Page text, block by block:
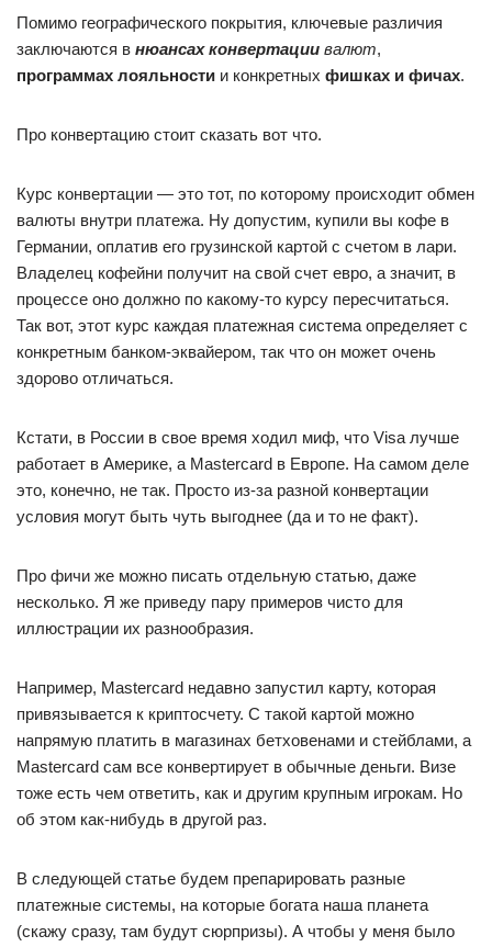
Помимо географического покрытия, ключевые различия
заключаются в нюансах конвертации валют,
программах лояльности и конкретных фишках и фичах.
Про конвертацию стоит сказать вот что.
Курс конвертации — это тот, по которому происходит обмен
валюты внутри платежа. Ну допустим, купили вы кофе в
Германии, оплатив его грузинской картой с счетом в лари.
Владелец кофейни получит на свой счет евро, а значит, в
процессе оно должно по какому-то курсу пересчитаться.
Так вот, этот курс каждая платежная система определяет с
конкретным банком-эквайером, так что он может очень
здорово отличаться.
Кстати, в России в свое время ходил миф, что Visa лучше
работает в Америке, а Mastercard в Европе. На самом деле
это, конечно, не так. Просто из-за разной конвертации
условия могут быть чуть выгоднее (да и то не факт).
Про фичи же можно писать отдельную статью, даже
несколько. Я же приведу пару примеров чисто для
иллюстрации их разнообразия.
Например, Mastercard недавно запустил карту, которая
привязывается к криптосчету. С такой картой можно
напрямую платить в магазинах бетховенами и стейблами, а
Mastercard сам все конвертирует в обычные деньги. Визе
тоже есть чем ответить, как и другим крупным игрокам. Но
об этом как-нибудь в другой раз.
В следующей статье будем препарировать разные
платежные системы, на которые богата наша планета
(скажу сразу, там будут сюрпризы). А чтобы у меня было